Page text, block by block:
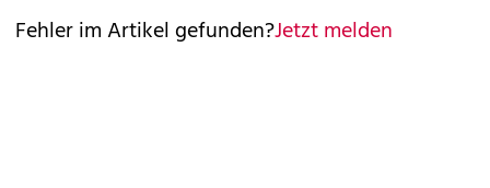
Fehler im Artikel gefunden?Jetzt melden